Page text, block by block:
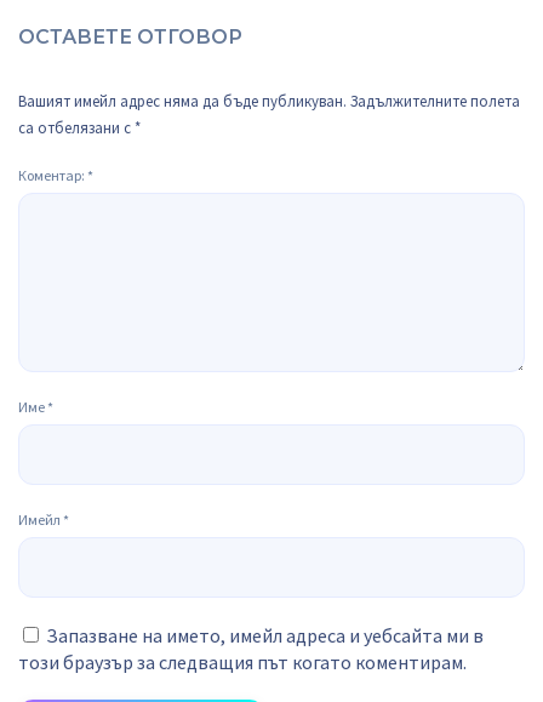
ОСТАВЕТЕ ОТГОВОР
Вашият имейл адрес няма да бъде публикуван. Задължителните полета
са отбелязани с *
Коментар: *
Име *
Имейл *
Запазване на името, имейл адреса и уебсайта ми в
този браузър за следващия път когато коментирам.